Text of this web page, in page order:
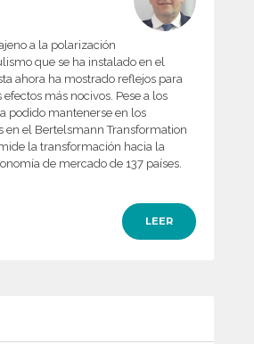
a la polarización
que se ha instalado en el
ahora ha mostrado reflejos para
más nocivos. Pese a los
podido mantenerse en los
en el Bertelsmann Transformation
la transformación hacia la
de mercado de 137 países.
LEER